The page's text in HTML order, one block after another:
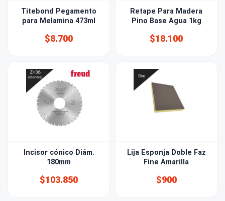
Titebond Pegamento
para Melamina 473ml
$8.700
Retape Para Madera
Pino Base Agua 1kg
$18.100
Incisor cónico Diám.
180mm
$103.850
Lija Esponja Doble Faz
Fine Amarilla
$900